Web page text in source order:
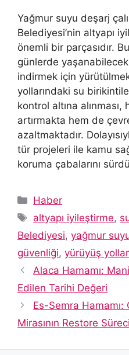
Yağmur suyu deşarj
Belediyesi’nin altyapı
önemli bir parçasıdır.
günlerde
indirmek için
yollarındaki su
kontrol altına
artırmakta hem de
azaltmaktadır.
tür projeleri ile kamu
koruma çabalarını
Kategoriler
Haber
Etiketler
altyapı iyileştirme,
Belediyesi, yağmur
güvenliği, yürüyüş
Alaca Hamamı:
Edilen Tarihi Değeri
Es-Semra Hamamı:
Mirasının Restore Süreci